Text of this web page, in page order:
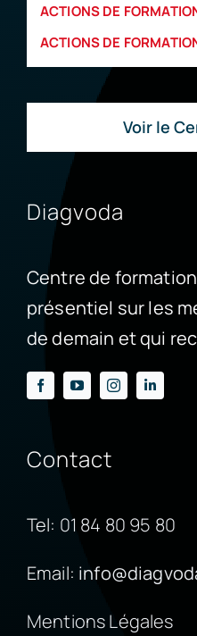
ACTIONS DE
ACTIONS DE
Voir le
Diagvoda
Centre de
présentiel sur les
de demain et qui
Contact
Tel: 01 84 80 95 80
Email:
Mentions Légales